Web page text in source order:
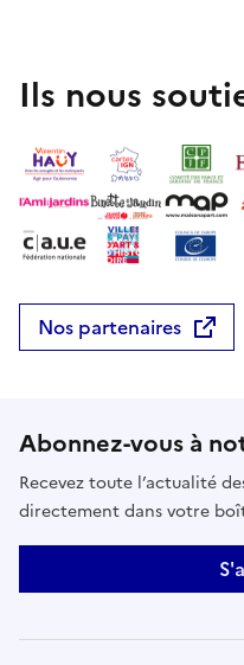
Ils nous
Nos partenaires
Abonnez-vous à
Recevez toute l’actualité
directement dans votre